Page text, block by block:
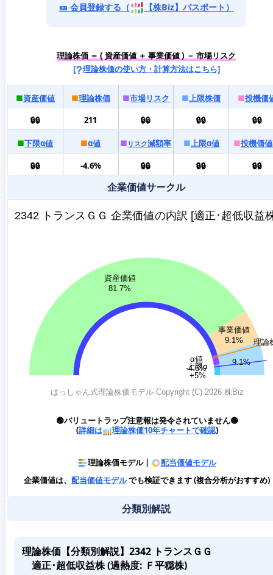
🎫 会員登録する（ 【株Biz】パスポート）
理論株価 ＝ ( 資産価値 ＋ 事業価値 ) － 市場リスク
[
理論株価の使い方・計算方法はこちら]
■資産価値 ■理論株価 ■市場リスク ■上限株価 ■投機価
🔒🔒
211 🔒🔒 🔒🔒 🔒🔒
■下限α値 ■α値 ■ リスク減額率 ■上限α値 ■投機価
🔒🔒 -4.6% 🔒🔒 🔒🔒 🔒🔒
企業価値サークル
🟢バリュートラップ注意報は発令されていません🟢
(詳細は 理論株価10年チャートで確認)
理論株価モデル |
配当価値モデル
企業価値は、 配当価値モデルでも検証できます (複合分析がおすすめ)
分類別解説
理論株価【分類別解説】2342 トランスＧＧ
適正･超低収益株 (過熱度: Ｆ平穏株)